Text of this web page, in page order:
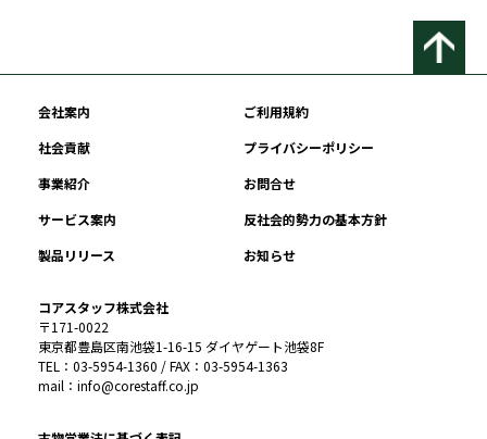
会社案内
ご利用規約
社会貢献
プライバシーポリシー
事業紹介
お問合せ
サービス案内
反社会的勢力の基本方針
製品リリース
お知らせ
コアスタッフ株式会社
〒171-0022
東京都豊島区南池袋1-16-15 ダイヤゲート池袋8F
TEL：03-5954-1360 / FAX：03-5954-1363
mail：info@corestaff.co.jp